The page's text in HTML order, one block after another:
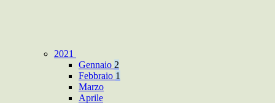
2021
Gennaio 2
Febbraio 1
Marzo
Aprile